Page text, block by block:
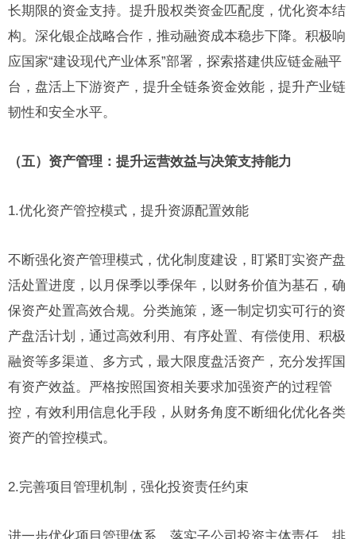
长期限的资金支持。提升股权类资金匹配度，优化资本结
构。深化银企战略合作，推动融资成本稳步下降。积极响
应国家“建设现代产业体系”部署，探索搭建供应链金融平
台，盘活上下游资产，提升全链条资金效能，提升产业链
韧性和安全水平。
（五）资产管理：提升运营效益与决策支持能力
1.优化资产管控模式，提升资源配置效能
不断强化资产管理模式，优化制度建设，盯紧盯实资产盘
活处置进度，以月保季以季保年，以财务价值为基石，确
保资产处置高效合规。分类施策，逐一制定切实可行的资
产盘活计划，通过高效利用、有序处置、有偿使用、积极
融资等多渠道、多方式，最大限度盘活资产，充分发挥国
有资产效益。严格按照国资相关要求加强资产的过程管
控，有效利用信息化手段，从财务角度不断细化优化各类
资产的管控模式。
2.完善项目管理机制，强化投资责任约束
进一步优化项目管理体系，落实子公司投资主体责任，排